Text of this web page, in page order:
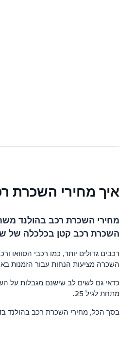
איך מחירי השכרת
מחירי השכרת רכב בהולנד
השכרת רכב קטן בכלכלה של שבוע יעלה בערך €250, בעוד שהשכרת
השכרה מציעות הנחות עבור הזמנות
מתחת לגיל 25.
בסך הכל, מחירי השכרת רכב בהולנד